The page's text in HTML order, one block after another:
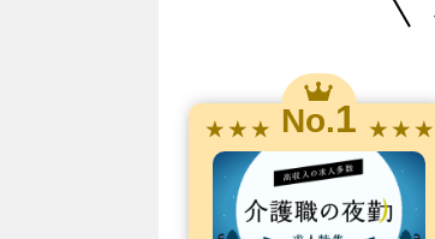
★ ★ ★ No.1 ★ ★ ★